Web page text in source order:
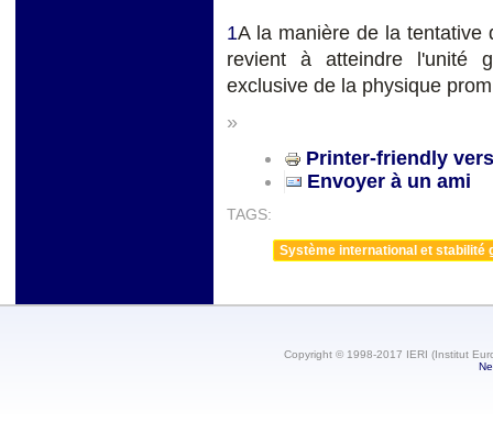
1A la manière de la tentative
revient à atteindre l'unité
exclusive de la physique
»
Printer-friendly
Envoyer à un ami
TAGS:
Système international et stabilité
Copyright © 1998-2017 IERI (Institut